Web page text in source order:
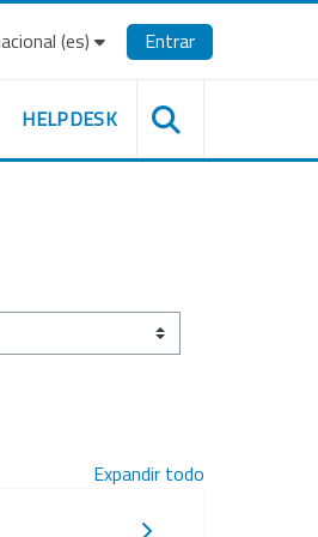
‎(es)‎ Entrar
HELPDESK
Expandir todo